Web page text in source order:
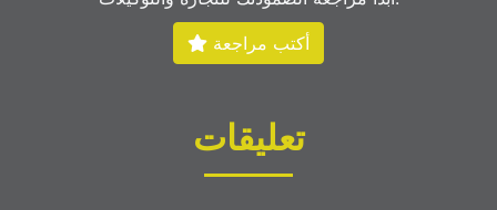
أكتب مراجعة
تعليقات